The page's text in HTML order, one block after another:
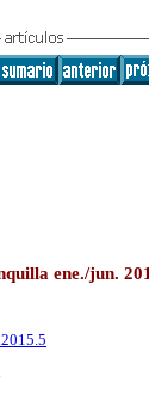
ene./jun.